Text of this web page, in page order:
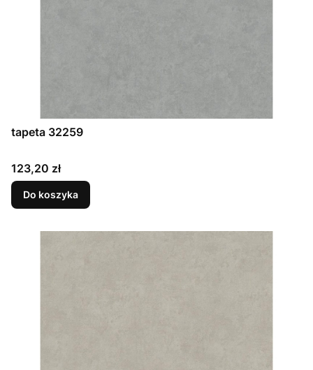
tapeta 32259
Cena
123,20 zł
Do koszyka